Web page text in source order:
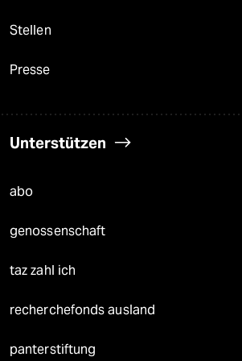
Stellen
Presse
Unterstützen
abo
genossenschaft
taz zahl ich
recherchefonds ausland
panterstiftung